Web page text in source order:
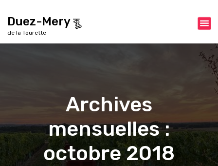
e
n
u
Duez-Mery কৣ
de la Tourette
Archives
mensuelles :
octobre 2018